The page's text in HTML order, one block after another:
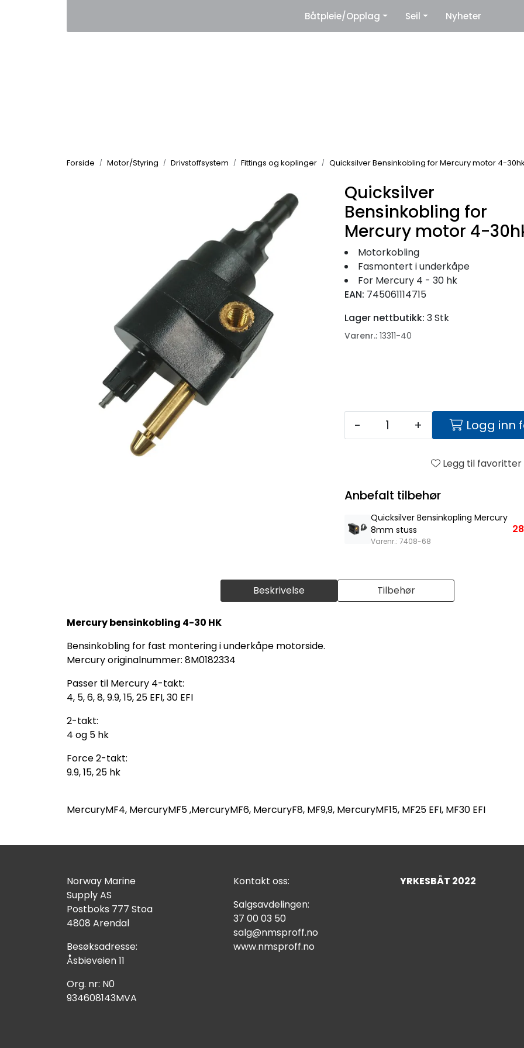
Leverandører
Båtpleie/Opplag Seil Nyheter
Forside Motor/Styring Drivstoffsystem Fittings og koplinger Quicksilver Bensinkobling for Mercury motor 4-
Beskrivelse Tilbehør
Mercury bensinkobling 4-30 HK
Bensinkobling for fast montering i underkåpe motorside.
Mercury originalnummer: 8M0182334
Passer til Mercury 4-takt:
4, 5, 6, 8, 9.9, 15, 25 EFI, 30 EFI
2-takt:
4 og 5 hk
Force 2-takt:
9.9, 15, 25 hk
MercuryMF4, MercuryMF5 ,MercuryMF6, MercuryF8, MF9,9, MercuryMF15, MF25 EFI, MF30 EFI
Quicksilver
Bensinkobling for
Mercury motor 4-
Motorkobling
Fasmontert i underkåpe
For Mercury 4 - 30 hk
EAN: 745061114715
Lager nettbutikk: 3 Stk
Varenr.: 13311-40
- + Logg inn
Legg til favoritter
Anbefalt tilbehør
Quicksilver Bensinkopling Mercury
8mm stuss
Varenr.: 7408-68
Norway Marine
Supply AS
Postboks 777 Stoa
4808 Arendal
Besøksadresse:
Åsbieveien 11
Org. nr: N0
934608143MVA
Kontakt oss:
Salgsavdelingen:
37 00 03 50
salg@nmsproff.no
www.nmsproff.no
YRKESBÅT 2022